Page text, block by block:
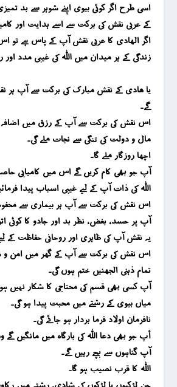
اسی طرح اگر کوئی بیوی اپنے شوہر سے بد
کے عربی نقش کی برکت سے اسے ہدایت اور
اگر الھادی کا عربی نقش آپ کے پاس ہے تو
زندگی کے ہر میدان میں اللہ کی غیبی مدد اور
یا ھادی کے نقش مبارک کی برکت سے آپ ہر
گے۔
اس نقش کی برکت سے آپ کے رزق میں اضافہ
مال و دولت کی تنگی سے نجات ملے گی۔
اچھا روزگار ملے گا۔
آپ جو بھی کام کریں گے اس میں کامیابی
اللہ کی ذات آپ کے لیے غیبی اسباب پیدا
اس نقش کی برکت سے آپ ہر بیماری سے
آپ پر حسد ، بغض ، نظر بد اور جادو کا کوئی
یہ نقش آپ کی ظاہری اور روحانی حفاظت کے
اس نقش کی برکت سے آپ کے گھر میں امن و
تمام ذہنی الجھنیں ختم ہوں گی۔
آپ کسی بھی قسم کی محتاجی کا شکار نہیں
میاں بیوی کے رشتے میں محبت پیدا ہو گی۔
نافرمان اولاد فرما بردار ہو جائے گی۔
أپ جو بھی دعا اللہ کی بارگاہ میں مانگیں گے
آپ گناہوں سے بچے رہیں گے۔
اللہ کا قرب نصیب ہو گا۔